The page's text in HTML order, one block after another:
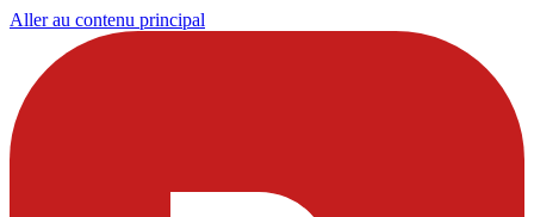
Aller au contenu principal